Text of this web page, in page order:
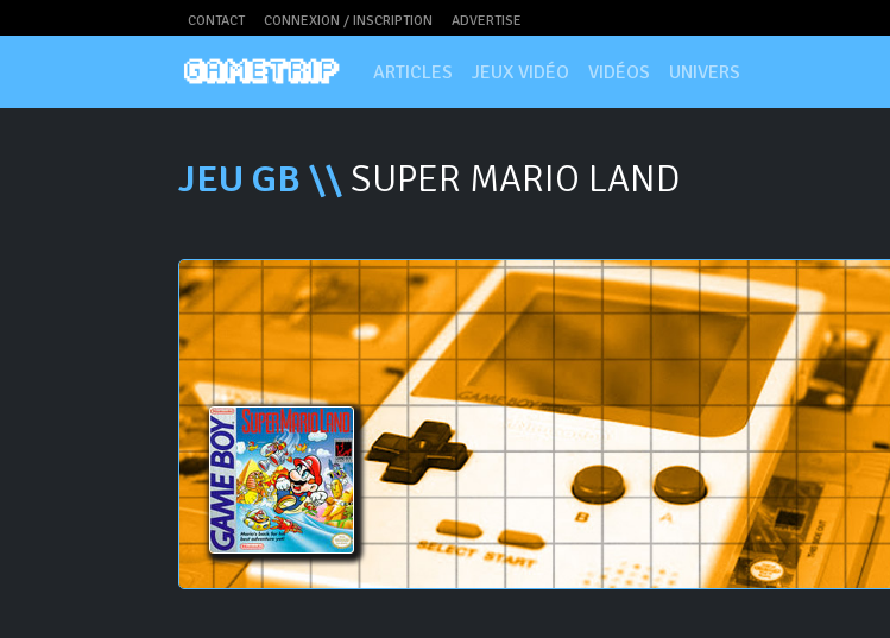
CONTACT CONNEXION / INSCRIPTION ADVERTISE
ARTICLES JEUX VIDÉO VIDÉOS UNIVERS
JEU GB \\ SUPER MARIO LAND